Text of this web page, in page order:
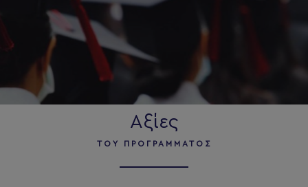
Αξίες
ΤΟΥ ΠΡΟΓΡΆΜΜΑΤΟΣ